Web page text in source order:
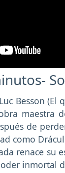
Besson (El
maestra
de
como
renace su
inmortal